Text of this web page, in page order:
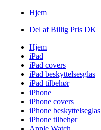
Hjem
Del af Billig Pris DK
Hjem
iPad
iPad covers
iPad beskyttelsesglas
iPad tilbehør
iPhone
iPhone covers
iPhone beskyttelseglas
iPhone tilbehør